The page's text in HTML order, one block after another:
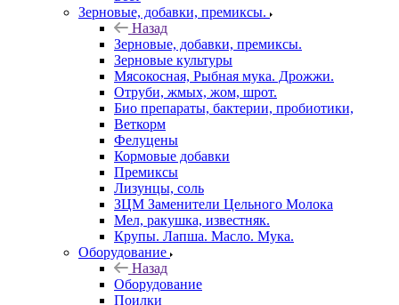
Зерновые, добавки, премиксы.
Назад
Зерновые, добавки, премиксы.
Зерновые культуры
Мясокосная, Рыбная мука. Дрожжи.
Отруби, жмых, жом, шрот.
Био препараты, бактерии, пробиотики,
Веткорм
Фелуцены
Кормовые добавки
Премиксы
Лизунцы, соль
ЗЦМ Заменители Цельного Молока
Мел, ракушка, известняк.
Крупы. Лапша. Масло. Мука.
Оборудование
Назад
Оборудование
Поилки